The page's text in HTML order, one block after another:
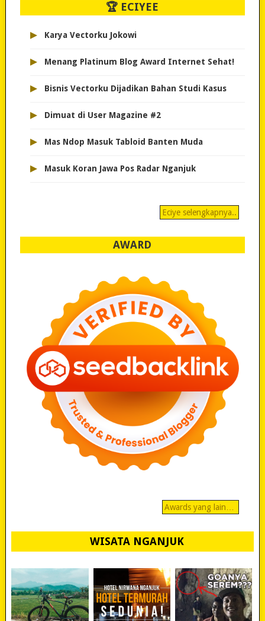
🏆 ECIYEE
▸ Karya Vectorku Jokowi
▸ Menang Platinum Blog Award Internet Sehat!
▸ Bisnis Vectorku Dijadikan Bahan Studi Kasus
▸ Dimuat di User Magazine #2
▸ Mas Ndop Masuk Tabloid Banten Muda
▸ Masuk Koran Jawa Pos Radar Nganjuk
Eciye selengkapnya..
AWARD
Awards yang lain…
WISATA NGANJUK